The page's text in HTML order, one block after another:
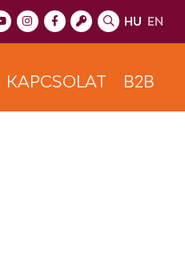
HU EN
KAPCSOLAT B2B